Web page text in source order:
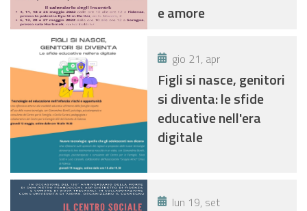
e amore
gio 21, apr
Figli si nasce, genitori
si diventa: le sfide
educative nell'era
digitale
lun 19, set